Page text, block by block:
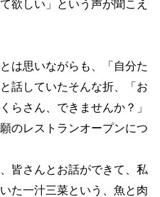
欲しい」という声が聞こえ
は思いながらも、「自分た
話していたそんな折、「お
らさん、できませんか？」
のレストランオープンにつ
皆さんとお話ができて、私
た一汁三菜という、魚と肉